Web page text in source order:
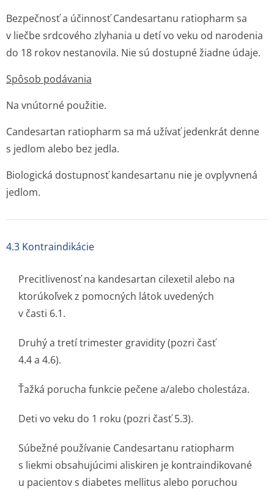
Bezpečnosť a účinnosť Candesartanu ratiopharm sa
v liečbe srdcového zlyhania u detí vo veku od narodenia
do 18 rokov nestanovila. Nie sú dostupné žiadne údaje.
Spôsob podávania
Na vnútorné použitie.
Candesartan ratiopharm sa má užívať jedenkrát denne
s jedlom alebo bez jedla.
Biologická dostupnosť kandesartanu nie je ovplyvnená
jedlom.
4.3 Kontraindikácie
Precitlivenosť na kandesartan cilexetil alebo na
ktorúkoľvek z pomocných látok uvedených
v časti 6.1.
Druhý a tretí trimester gravidity (pozri časť
4.4 a 4.6).
Ťažká porucha funkcie pečene a/alebo cholestáza.
Deti vo veku do 1 roku (pozri časť 5.3).
Súbežné používanie Candesartanu ratiopharm
s liekmi obsahujúcimi aliskiren je kontraindikované
u pacientov s diabetes mellitus alebo poruchou